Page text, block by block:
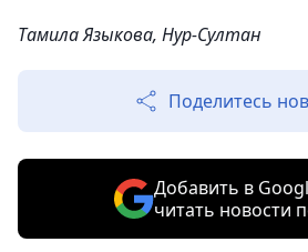
Тамила Языкова, Нур-Султан
Поделитесь
Добавить в
читать новости